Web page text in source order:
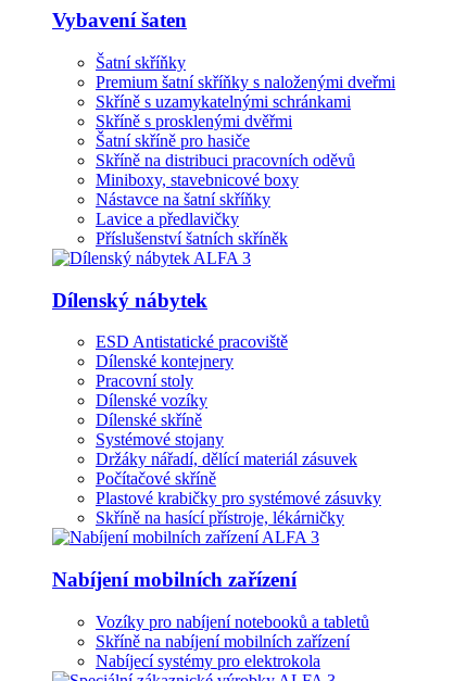
Vybavení šaten
Šatní skříňky
Premium šatní skříňky s naloženými dveřmi
Skříně s uzamykatelnými schránkami
Skříně s prosklenými dvěřmi
Šatní skříně pro hasiče
Skříně na distribuci pracovních oděvů
Miniboxy, stavebnicové boxy
Nástavce na šatní skříňky
Lavice a předlavičky
Příslušenství šatních skříněk
Dílenský nábytek
ESD Antistatické pracoviště
Dílenské kontejnery
Pracovní stoly
Dílenské vozíky
Dílenské skříně
Systémové stojany
Držáky nářadí, dělící materiál zásuvek
Počítačové skříně
Plastové krabičky pro systémové zásuvky
Skříně na hasící přístroje, lékárničky
Nabíjení mobilních zařízení
Vozíky pro nabíjení notebooků a tabletů
Skříně na nabíjení mobilních zařízení
Nabíjecí systémy pro elektrokola